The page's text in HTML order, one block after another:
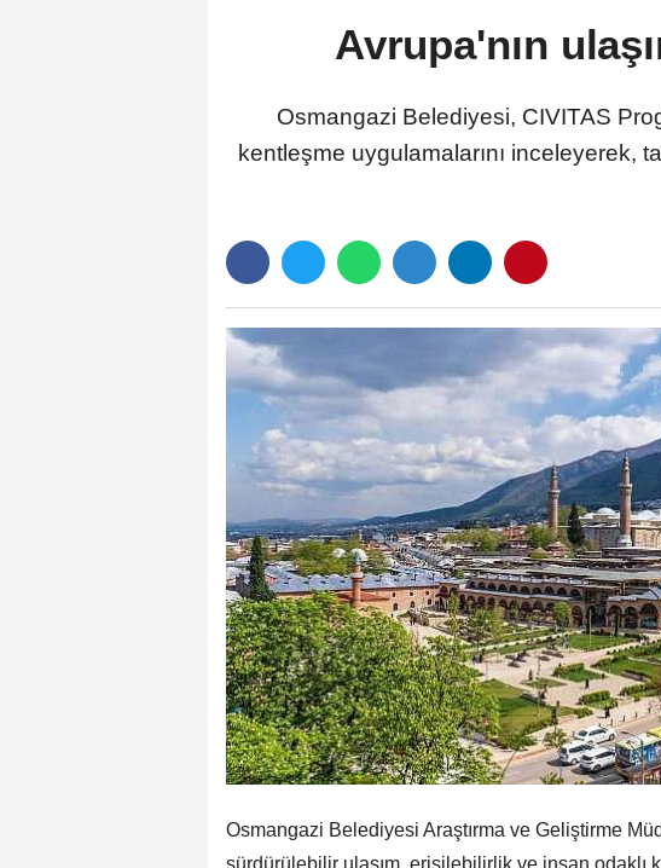
Avrupa'nın
Osmangazi Belediyesi, CIVITAS
kentleşme uygulamalarını inceleyerek,
Osmangazi Belediyesi Araştırma ve Geliştirme
sürdürülebilir ulaşım, erişilebilirlik ve insan odaklı